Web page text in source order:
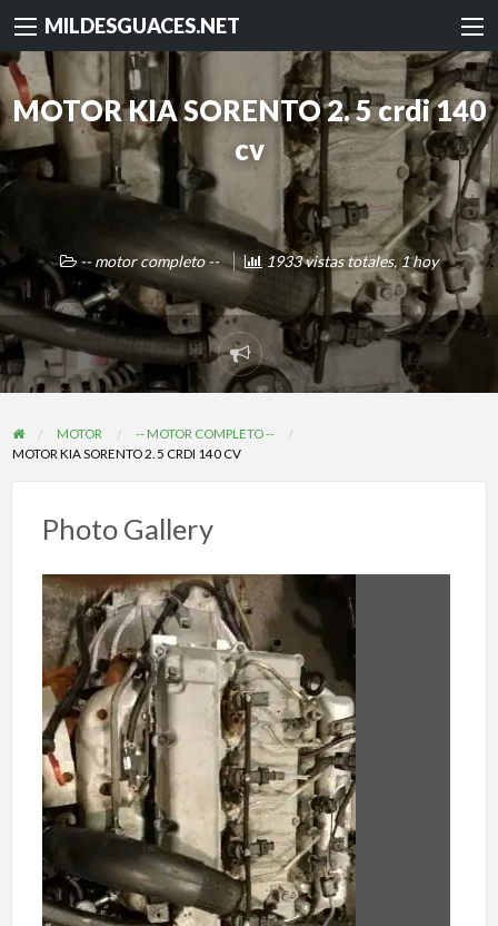
MILDESGUACES.NET
MOTOR KIA SORENTO 2. 5 crdi 140
cv
-- motor completo -- 1933 vistas totales, 1 hoy
Reportar
problema
MOTOR
-- MOTOR COMPLETO --
MOTOR KIA SORENTO 2. 5 CRDI 140 CV
Photo Gallery